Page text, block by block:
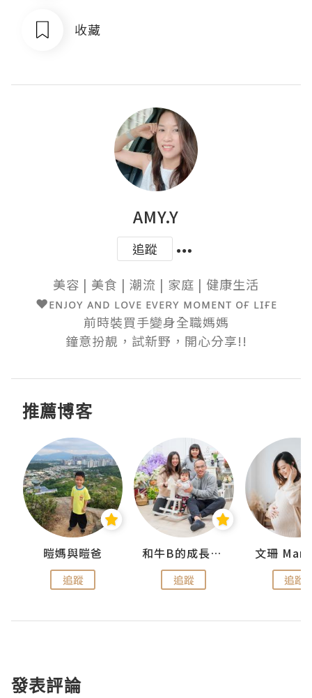
收藏
AMY.Y
追蹤
美容 | 美食 | 潮流 | 家庭 | 健康生活
❤️ᴇɴᴊᴏʏ ᴀɴᴅ ʟᴏᴠᴇ ᴇᴠᴇʀʏ ᴍᴏᴍᴇɴᴛ ᴏғ ʟɪғᴇ
前時裝買手變身全職媽媽
鐘意扮靚，試新野，開心分享!!
推薦博客
暟媽與暟爸
追蹤
和牛B的成長日記
追蹤
文珊
追蹤
發表評論